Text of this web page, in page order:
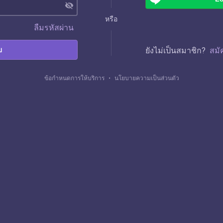
visibility_off
ลืมรหัสผ่าน
หรือ
ยังไม่เป็นสมาชิก? สมั
ข้อกำหนดการให้บริการ ・ นโยบายความเป็นส่วนตัว